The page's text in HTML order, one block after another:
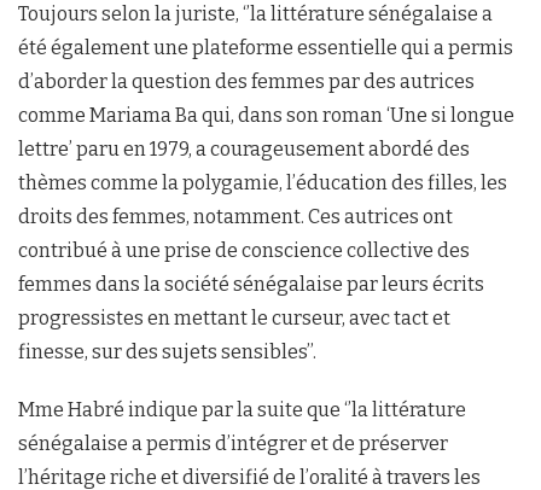
Toujours selon la juriste, ‘’la littérature sénégalaise a
été également une plateforme essentielle qui a permis
d’aborder la question des femmes par des autrices
comme Mariama Ba qui, dans son roman ‘Une si longue
lettre’ paru en 1979, a courageusement abordé des
thèmes comme la polygamie, l’éducation des filles, les
droits des femmes, notamment. Ces autrices ont
contribué à une prise de conscience collective des
femmes dans la société sénégalaise par leurs écrits
progressistes en mettant le curseur, avec tact et
finesse, sur des sujets sensibles’’.
Mme Habré indique par la suite que ‘’la littérature
sénégalaise a permis d’intégrer et de préserver
l’héritage riche et diversifié de l’oralité à travers les